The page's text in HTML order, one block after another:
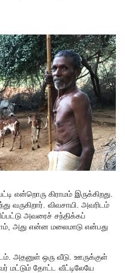
என்றொரு கிராமம் இருக்கிறது.
வருகிறார். விவசாயி. அவரிடம்
அவரைச் சந்திக்கப்
அது என்ன மலைமாடு என்பது
அதனுள் ஒரு வீடு. ஊருக்குள்
மட்டும் தோட்ட வீட்டிலேயே